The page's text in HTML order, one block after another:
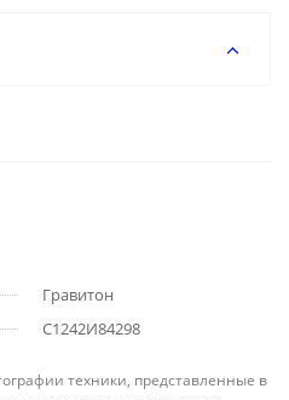
Гравитон
С1242И84298
техники, представленные в